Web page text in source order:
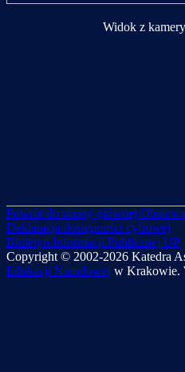
Widok z
Powrót do strony głównej
Deklaracja dostępności cyfrowej
Biuletyn Informacji Publicznej UP
Copyright © 2002-2026 Katedra
Edukacji Narodowej w Krakowie.